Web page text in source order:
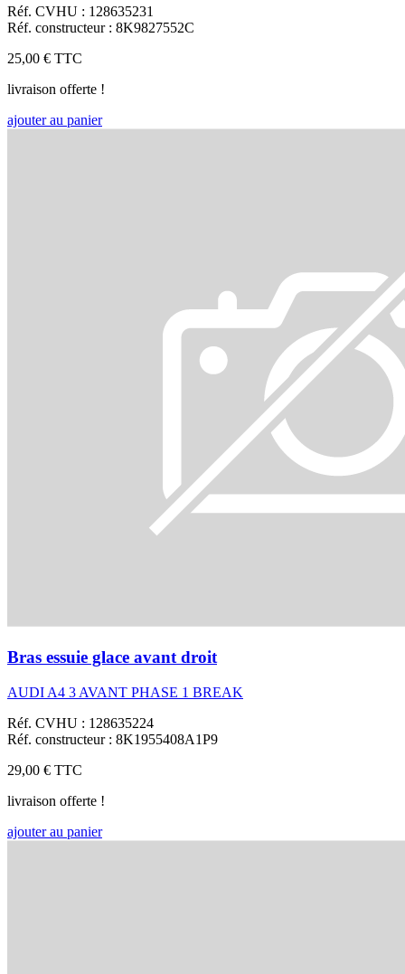
Réf. CVHU : 128635231
Réf. constructeur : 8K9827552C
25,00 € TTC
livraison offerte !
ajouter au panier
Bras essuie glace avant droit
AUDI A4 3 AVANT PHASE 1 BREAK
Réf. CVHU : 128635224
Réf. constructeur : 8K1955408A1P9
29,00 € TTC
livraison offerte !
ajouter au panier